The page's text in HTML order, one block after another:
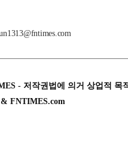
- 저작권법에 의거 상업적 목
FNTIMES.com